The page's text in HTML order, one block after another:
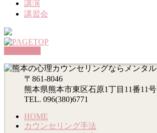
講演
講習会
〒861-8046
熊本県熊本市東区石原1丁目11番11号
TEL. 096(380)6771
HOME
カウンセリング手法